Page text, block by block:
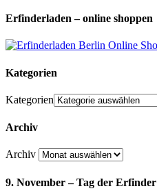
Erfinderladen – online shoppen
Kategorien
Kategorien
Archiv
Archiv
9. November – Tag der Erfinder